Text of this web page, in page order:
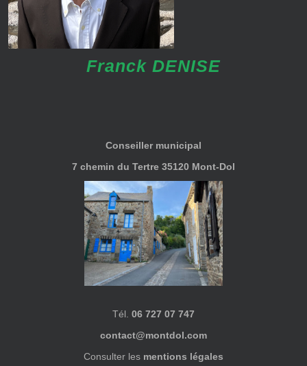
Franck DENISE
Conseiller municipal
7 chemin du Tertre 35120 Mont-Dol
Tél. 06 727 07 747
contact@montdol.com
Consulter les mentions légales